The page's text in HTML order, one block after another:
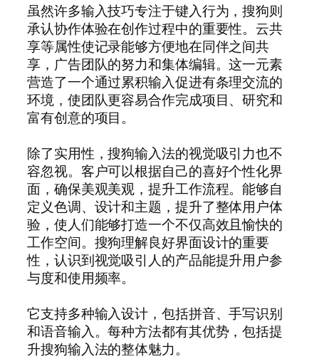
虽然许多输入技巧专注于键入行为，搜狗则
承认协作体验在创作过程中的重要性。云共
享等属性使记录能够方便地在同伴之间共
享，广告团队的努力和集体编辑。这一元素
营造了一个通过累积输入促进有条理交流的
环境，使团队更容易合作完成项目、研究和
富有创意的项目。
除了实用性，搜狗输入法的视觉吸引力也不
容忽视。客户可以根据自己的喜好个性化界
面，确保美观美观，提升工作流程。能够自
定义色调、设计和主题，提升了整体用户体
验，使人们能够打造一个不仅高效且愉快的
工作空间。搜狗理解良好界面设计的重要
性，认识到视觉吸引人的产品能提升用户参
与度和使用频率。
它支持多种输入设计，包括拼音、手写识别
和语音输入。每种方法都有其优势，包括提
升搜狗输入法的整体魅力。